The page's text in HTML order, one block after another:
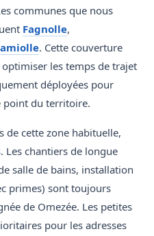
communes que nous
Fagnolle,
. Cette couverture
les temps de trajet
déployées pour
point du territoire.
de cette zone habituelle,
Les chantiers de longue
salle de bains, installation
primes) sont toujours
de Omezée. Les petites
pour les adresses